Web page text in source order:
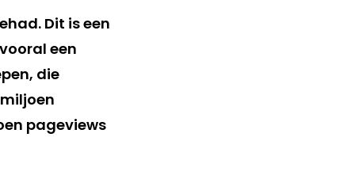
Dit is een
een
die
pageviews